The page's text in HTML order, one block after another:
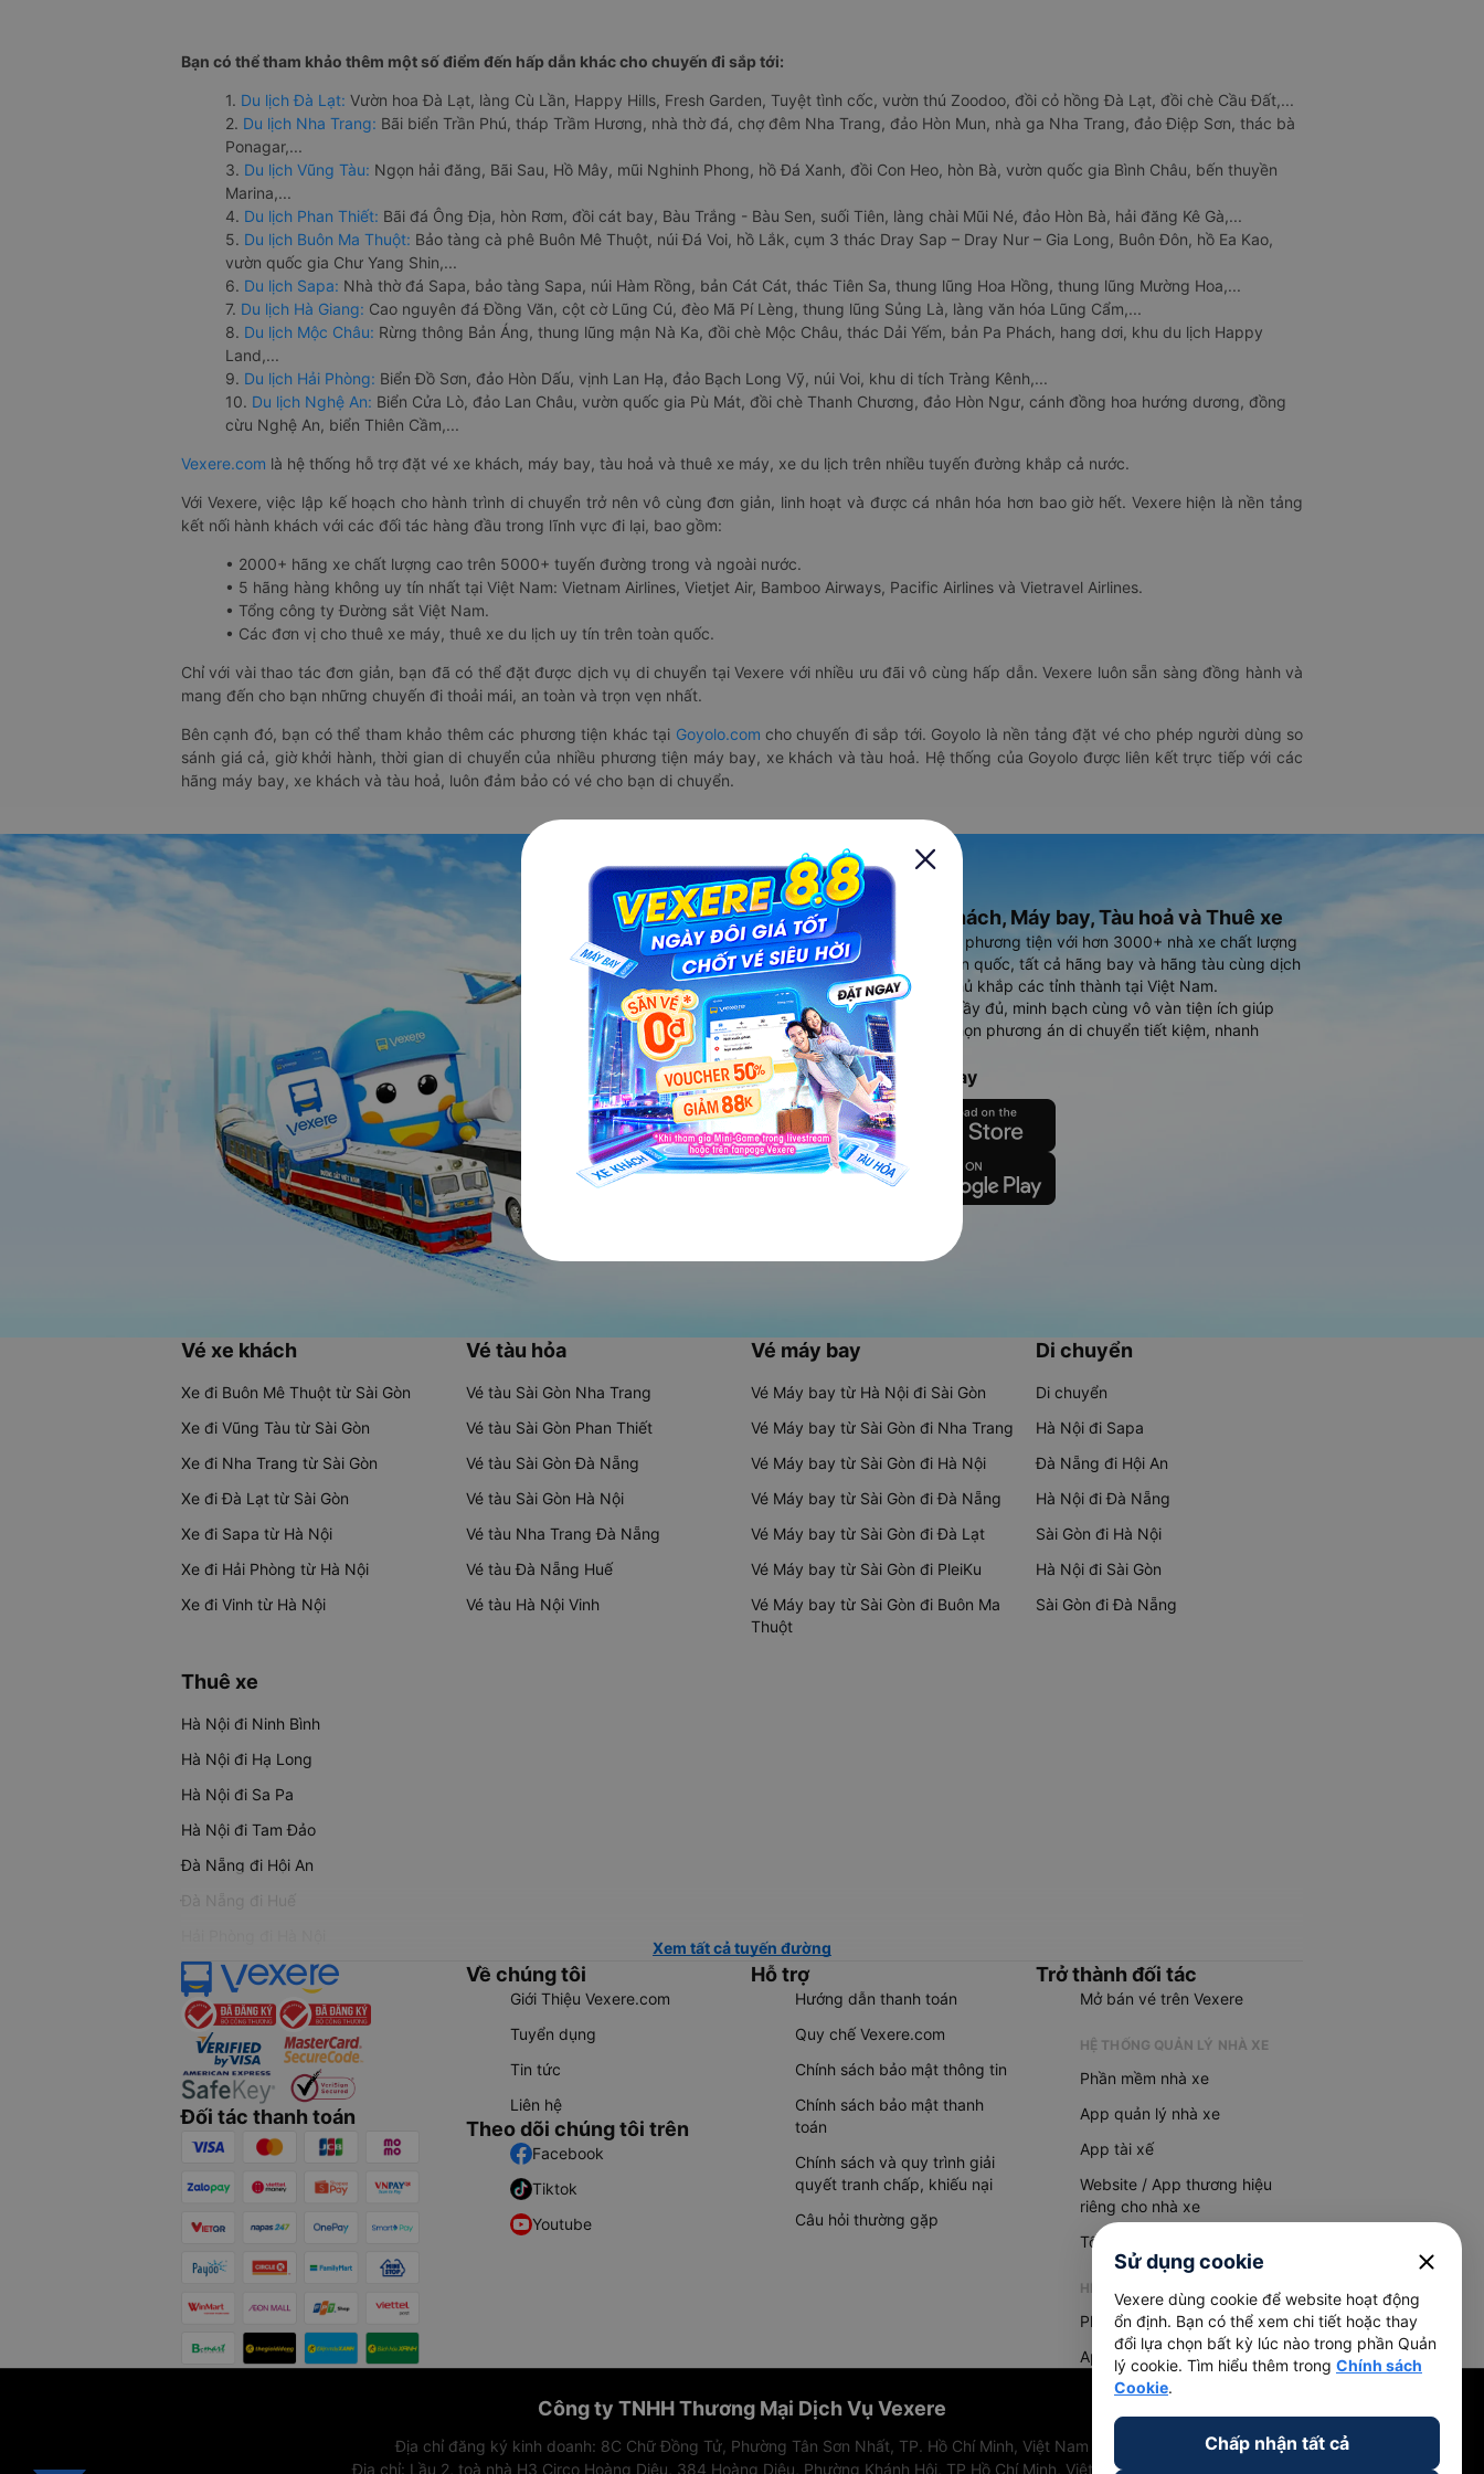
Bạn có thể tham khảo thêm một số điểm đến hấp dẫn khác cho chuyến đi sắp tới:
1. Du lịch Đà Lạt: Vườn hoa Đà Lạt, làng Cù Lần, Happy Hills, Fresh Garden, Tuyệt tình cốc, vườn thú Zoodoo, đồi cỏ hồng Đà Lạt, đồi chè Cầu Đất,...
2. Du lịch Nha Trang: Bãi biển Trần Phú, tháp Trầm Hương, nhà thờ đá, chợ đêm Nha Trang, đảo Hòn Mun, nhà ga Nha Trang, đảo Điệp Sơn, thác bà
Ponagar,...
3. Du lịch Vũng Tàu: Ngọn hải đăng, Bãi Sau, Hồ Mây, mũi Nghinh Phong, hồ Đá Xanh, đồi Con Heo, hòn Bà, vườn quốc gia Bình Châu, bến thuyền
Marina,...
4. Du lịch Phan Thiết: Bãi đá Ông Địa, hòn Rơm, đồi cát bay, Bàu Trắng - Bàu Sen, suối Tiên, làng chài Mũi Né, đảo Hòn Bà, hải đăng Kê Gà,...
5. Du lịch Buôn Ma Thuột: Bảo tàng cà phê Buôn Mê Thuột, núi Đá Voi, hồ Lắk, cụm 3 thác Dray Sap – Dray Nur – Gia Long, Buôn Đôn, hồ Ea Kao,
vườn quốc gia Chư Yang Shin,...
6. Du lịch Sapa: Nhà thờ đá Sapa, bảo tàng Sapa, núi Hàm Rồng, bản Cát Cát, thác Tiên Sa, thung lũng Hoa Hồng, thung lũng Mường Hoa,...
7. Du lịch Hà Giang: Cao nguyên đá Đồng Văn, cột cờ Lũng Cú, đèo Mã Pí Lèng, thung lũng Sủng Là, làng văn hóa Lũng Cẩm,...
8. Du lịch Mộc Châu: Rừng thông Bản Áng, thung lũng mận Nà Ka, đồi chè Mộc Châu, thác Dải Yếm, bản Pa Phách, hang dơi, khu du lịch Happy
Land,...
9. Du lịch Hải Phòng: Biển Đồ Sơn, đảo Hòn Dấu, vịnh Lan Hạ, đảo Bạch Long Vỹ, núi Voi, khu di tích Tràng Kênh,...
10. Du lịch Nghệ An: Biển Cửa Lò, đảo Lan Châu, vườn quốc gia Pù Mát, đồi chè Thanh Chương, đảo Hòn Ngư, cánh đồng hoa hướng dương, đồng
cừu Nghệ An, biển Thiên Cầm,...
Vexere.com là hệ thống hỗ trợ đặt vé xe khách, máy bay, tàu hoả và thuê xe máy, xe du lịch trên nhiều tuyến đường khắp cả nước.
Với Vexere, việc lập kế hoạch cho hành trình di chuyển trở nên vô cùng đơn giản, linh hoạt và được cá nhân hóa hơn bao giờ hết. Vexere hiện là nền tảng
kết nối hành khách với các đối tác hàng đầu trong lĩnh vực đi lại, bao gồm:
• 2000+ hãng xe chất lượng cao trên 5000+ tuyến đường trong và ngoài nước.
• 5 hãng hàng không uy tín nhất tại Việt Nam: Vietnam Airlines, Vietjet Air, Bamboo Airways, Pacific Airlines và Vietravel Airlines.
• Tổng công ty Đường sắt Việt Nam.
• Các đơn vị cho thuê xe máy, thuê xe du lịch uy tín trên toàn quốc.
Chỉ với vài thao tác đơn giản, bạn đã có thể đặt được dịch vụ di chuyển tại Vexere với nhiều ưu đãi vô cùng hấp dẫn. Vexere luôn sẵn sàng đồng hành và
mang đến cho bạn những chuyến đi thoải mái, an toàn và trọn vẹn nhất.
Bên cạnh đó, bạn có thể tham khảo thêm các phương tiện khác tại Goyolo.com cho chuyến đi sắp tới. Goyolo là nền tảng đặt vé cho phép người dùng so
sánh giá cả, giờ khởi hành, thời gian di chuyển của nhiều phương tiện máy bay, xe khách và tàu hoả. Hệ thống của Goyolo được liên kết trực tiếp với các
hãng máy bay, xe khách và tàu hoả, luôn đảm bảo có vé cho bạn di chuyển.
Ứng dụng đặt vé Xe khách, Máy bay, Tàu hoả và Thuê xe
Vexere - ứng dụng đặt vé đa phương tiện với hơn 3000+ nhà xe chất lượng
cao, 5000+ tuyến đường toàn quốc, tất cả hãng bay và hãng tàu cùng dịch
vụ thuê xe máy, xe du lịch phủ khắp các tỉnh thành tại Việt Nam.
Ứng dụng hiển thị thông tin đầy đủ, minh bạch cùng vô vàn tiện ích giúp
người dùng so sánh và lựa chọn phương án di chuyển tiết kiệm, nhanh
chóng và phù hợp nhất.
Tải ứng dụng Vexere ngay
Vé xe khách
Xe đi Buôn Mê Thuột từ Sài Gòn
Xe đi Vũng Tàu từ Sài Gòn
Xe đi Nha Trang từ Sài Gòn
Xe đi Đà Lạt từ Sài Gòn
Xe đi Sapa từ Hà Nội
Xe đi Hải Phòng từ Hà Nội
Xe đi Vinh từ Hà Nội
Vé tàu hỏa
Vé tàu Sài Gòn Nha Trang
Vé tàu Sài Gòn Phan Thiết
Vé tàu Sài Gòn Đà Nẵng
Vé tàu Sài Gòn Hà Nội
Vé tàu Nha Trang Đà Nẵng
Vé tàu Đà Nẵng Huế
Vé tàu Hà Nội Vinh
Vé máy bay
Vé Máy bay từ Hà Nội đi Sài Gòn
Vé Máy bay từ Sài Gòn đi Nha Trang
Vé Máy bay từ Sài Gòn đi Hà Nội
Vé Máy bay từ Sài Gòn đi Đà Nẵng
Vé Máy bay từ Sài Gòn đi Đà Lạt
Vé Máy bay từ Sài Gòn đi PleiKu
Vé Máy bay từ Sài Gòn đi Buôn Ma
Thuột
Di chuyển
Di chuyển
Hà Nội đi Sapa
Đà Nẵng đi Hội An
Hà Nội đi Đà Nẵng
Sài Gòn đi Hà Nội
Hà Nội đi Sài Gòn
Sài Gòn đi Đà Nẵng
Thuê xe
Hà Nội đi Ninh Bình
Hà Nội đi Hạ Long
Hà Nội đi Sa Pa
Hà Nội đi Tam Đảo
Đà Nẵng đi Hội An
Đà Nẵng đi Huế
Xem tất cả tuyến đường
Đối tác thanh toán
Về chúng tôi
Giới Thiệu Vexere.com
Tuyển dụng
Tin tức
Liên hệ
Theo dõi chúng tôi trên
Facebook
Tiktok
Youtube
Hỗ trợ
Hướng dẫn thanh toán
Quy chế Vexere.com
Chính sách bảo mật thông tin
Chính sách bảo mật thanh
toán
Chính sách và quy trình giải
quyết tranh chấp, khiếu nại
Câu hỏi thường gặp
Trở thành đối tác
Mở bán vé trên Vexere
HỆ THỐNG QUẢN LÝ NHÀ XE
Phần mềm nhà xe
App quản lý nhà xe
App tài xế
Website / App thương hiệu
riêng cho nhà xe
Tổng đài AI
HỆ THỐNG QUẢN LÝ HÀNG HOÁ
Phần mềm quản lý hàng hoá
App quản lý hàng hoá
Công ty TNHH Thương Mại Dịch Vụ Vexere
Địa chỉ đăng ký kinh doanh: 8C Chữ Đồng Tử, Phường Tân Sơn Nhất, TP. Hồ Chí Minh, Việt Nam
Địa chỉ: Lầu 2, toà nhà H3 Circo Hoàng Diệu, 384 Hoàng Diệu, Phường Khánh Hội, TP Hồ Chí Minh, Việt Nam
Sử dụng cookie close
Vexere dùng cookie để website hoạt động
ổn định. Bạn có thể xem chi tiết hoặc thay
đổi lựa chọn bất kỳ lúc nào trong phần Quản
lý cookie. Tìm hiểu thêm trong Chính sách
Cookie.
Chấp nhận tất cả